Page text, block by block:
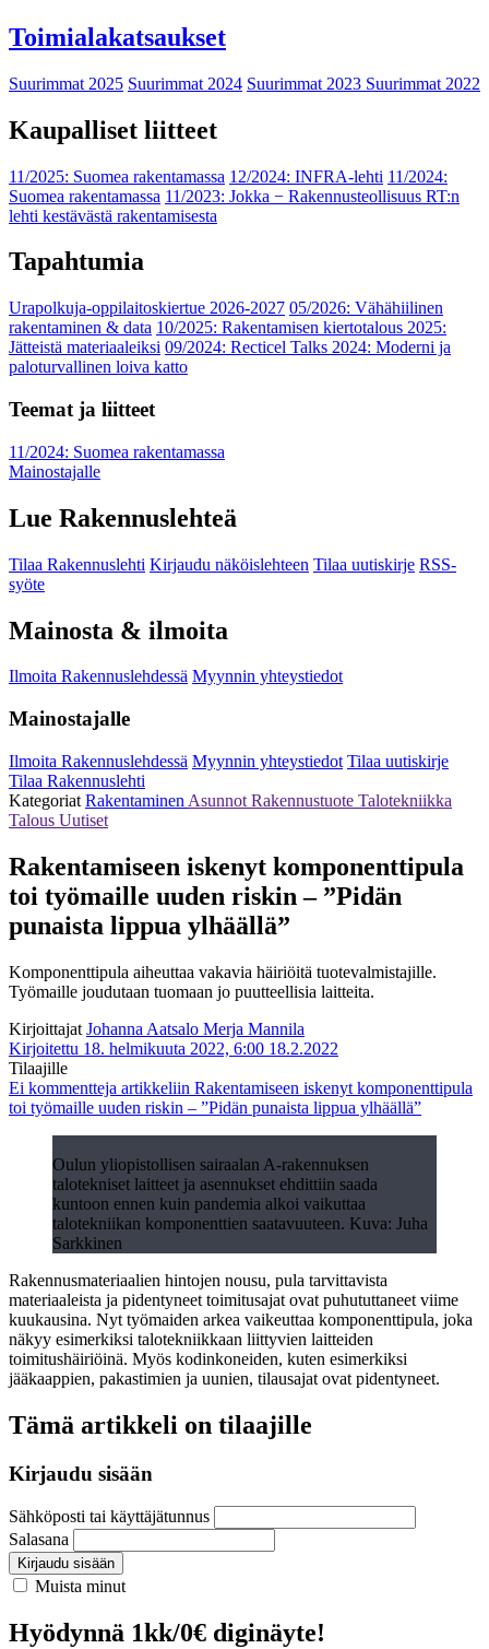
Toimialakatsaukset
Suurimmat 2025 Suurimmat 2024 Suurimmat 2023 Suurimmat 2022
Kaupalliset liitteet
11/2025: Suomea rakentamassa 12/2024: INFRA-lehti 11/2024:
Suomea rakentamassa 11/2023: Jokka − Rakennusteollisuus RT:n
lehti kestävästä rakentamisesta
Tapahtumia
Urapolkuja-oppilaitoskiertue 2026-2027 05/2026: Vähähiilinen
rakentaminen & data 10/2025: Rakentamisen kiertotalous 2025:
Jätteistä materiaaleiksi 09/2024: Recticel Talks 2024: Moderni ja
paloturvallinen loiva katto
Teemat ja liitteet
11/2024: Suomea rakentamassa
Mainostajalle
Lue Rakennuslehteä
Tilaa Rakennuslehti Kirjaudu näköislehteen Tilaa uutiskirje RSS-
syöte
Mainosta & ilmoita
Ilmoita Rakennuslehdessä Myynnin yhteystiedot
Mainostajalle
Ilmoita Rakennuslehdessä Myynnin yhteystiedot Tilaa uutiskirje
Tilaa Rakennuslehti
Kategoriat Rakentaminen Asunnot Rakennustuote Talotekniikka
Talous Uutiset
Rakentamiseen iskenyt komponenttipula
toi työmaille uuden riskin – ”Pidän
punaista lippua ylhäällä”
Komponenttipula aiheuttaa vakavia häiriöitä tuotevalmistajille.
Työmaille joudutaan tuomaan jo puutteellisia laitteita.
Kirjoittajat Johanna Aatsalo Merja Mannila
Kirjoitettu 18. helmikuuta 2022, 6:00 18.2.2022
Tilaajille
Ei kommentteja artikkeliin Rakentamiseen iskenyt komponenttipula
toi työmaille uuden riskin – ”Pidän punaista lippua ylhäällä”
Oulun yliopistollisen sairaalan A-rakennuksen
talotekniset laitteet ja asennukset ehdittiin saada
kuntoon ennen kuin pandemia alkoi vaikuttaa
talotekniikan komponenttien saatavuuteen. Kuva: Juha
Sarkkinen
Rakennusmateriaalien hintojen nousu, pula tarvittavista
materiaaleista ja pidentyneet toimitusajat ovat puhututtaneet viime
kuukausina. Nyt työmaiden arkea vaikeuttaa komponenttipula, joka
näkyy esimerkiksi talotekniikkaan liittyvien laitteiden
toimitushäiriöinä. Myös kodinkoneiden, kuten esimerkiksi
jääkaappien, pakastimien ja uunien, tilausajat ovat pidentyneet.
Tämä artikkeli on tilaajille
Kirjaudu sisään
Sähköposti tai käyttäjätunnus
Salasana
Kirjaudu sisään
Muista minut
Hyödynnä 1kk/0€ diginäyte!